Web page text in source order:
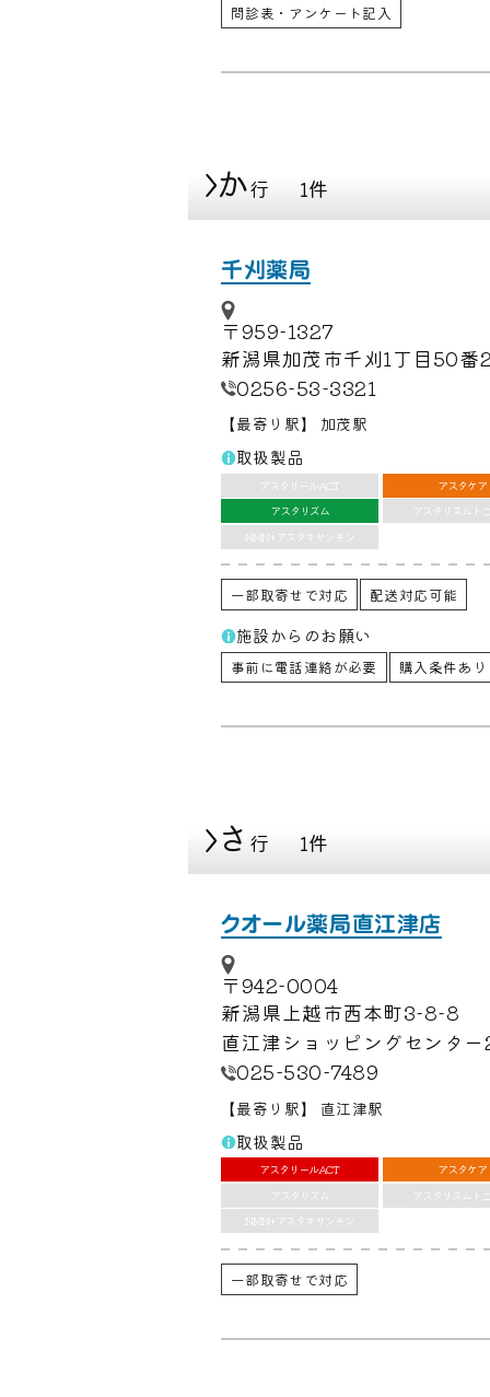
問診表・アンケート記入
か行 1件
千刈薬局
〒959-1327
新潟県加茂市千刈1丁目50番
0256-53-3321
【最寄り駅】 加茂駅
取扱製品
アスタリールACT アスタケア
アスタリズム
アスタリズムト
NMN+アスタキサンチン
一部取寄せで対応 配送対応可能
施設からのお願い
事前に電話連絡が必要 購入条件あり
さ 行 1件
クオール薬局直江津店
〒942-0004
新潟県上越市西本町3-8-8
直江津ショッピングセンタ
025-530-7489
【最寄り駅】 直江津駅
取扱製品
アスタリールACT アスタケア
アスタリズム
アスタリズムト
NMN+アスタキサンチン
一部取寄せで対応